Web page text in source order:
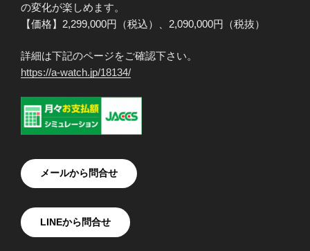
の変化が楽しめます。
【価格】2,299,000円（税込）、2,090,000円（税抜）
詳細は下記のページをご確認下さい。
https://a-watch.jp/18134/
メールから問合せ
LINEから問合せ